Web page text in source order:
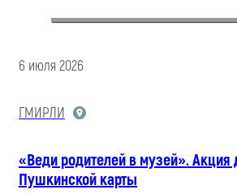
6 июля 2026
ГМИРЛИ
«Веди родителей в музей».
Пушкинской карты